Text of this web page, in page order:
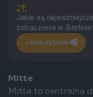
Jakie są
zobaczenia w
Zadaj pytanie
Mitte
Mitte to centralna